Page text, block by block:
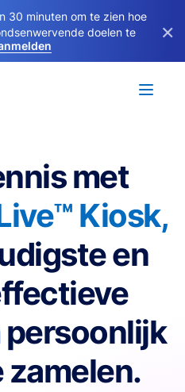
30 minuten om te zien hoe
doelen te
×
met
Kiosk,
en
persoonlijk
zamelen.